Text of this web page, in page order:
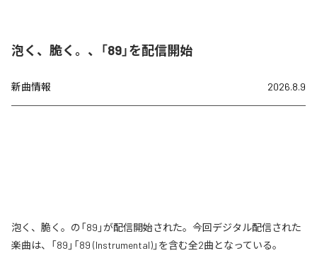
泡く、脆く。、「89」を配信開始
新曲情報 2026.8.9
泡く、脆く。の「89」が配信開始された。今回デジタル配信された
楽曲は、「89」「89 (Instrumental)」を含む全2曲となっている。